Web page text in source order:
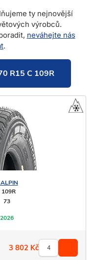
ty nejnovější
výrobců.
neváhejte nás
.
R15 C 109R
73
3 802 Kč